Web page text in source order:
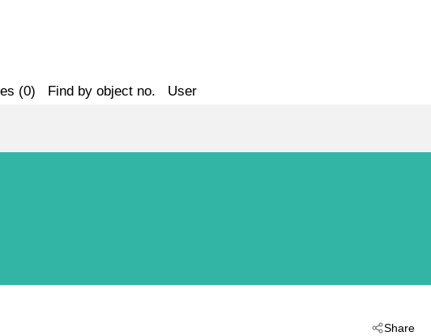
(0) Find by object no. User
Share